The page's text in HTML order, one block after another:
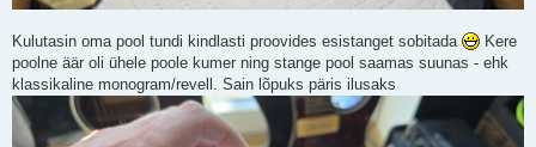
Kulutasin oma pool tundi kindlasti proovides esistanget sobitada
Kere
poolne äär oli ühele poole kumer ning stange pool saamas suunas - ehk
klassikaline monogram/revell. Sain lõpuks päris ilusaks